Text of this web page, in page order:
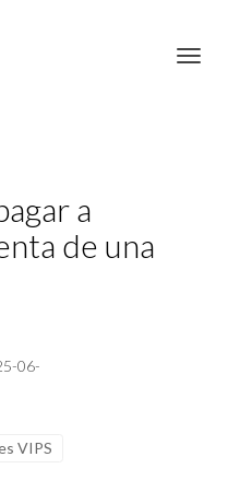
a
de una
06-
VIPS